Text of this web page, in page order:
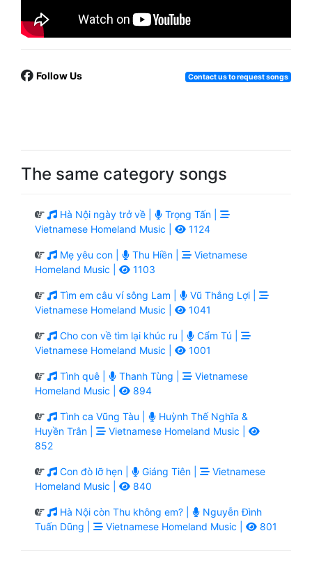
Follow Us Contact us to request songs
The same category songs
Hà Nội ngày trở về |
Trọng Tấn |
Vietnamese Homeland Music |
1124
Mẹ yêu con | Thu Hiền |
Vietnamese
Homeland Music |
1103
Tìm em câu ví sông Lam |
Vũ Thắng Lợi |
Vietnamese Homeland Music |
1041
Cho con về tìm lại khúc ru |
Cẩm Tú |
Vietnamese Homeland Music |
1001
Tình quê | Thanh Tùng |
Vietnamese
Homeland Music |
894
Tình ca Vũng Tàu |
Huỳnh Thế Nghĩa &
Huyền Trân |
Vietnamese Homeland Music |
852
Con đò lỡ hẹn | Giáng Tiên |
Vietnamese
Homeland Music |
840
Hà Nội còn Thu không em? |
Nguyễn Đình
Tuấn Dũng |
Vietnamese Homeland Music | 801